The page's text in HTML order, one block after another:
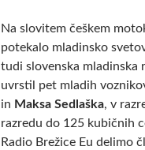
Na slovitem češkem
potekalo mladinsko
tudi slovenska mladinska
uvrstil pet mladih
in Maksa Sedlaška, v
razredu do 125 kubičnih
Radio Brežice Eu delimo